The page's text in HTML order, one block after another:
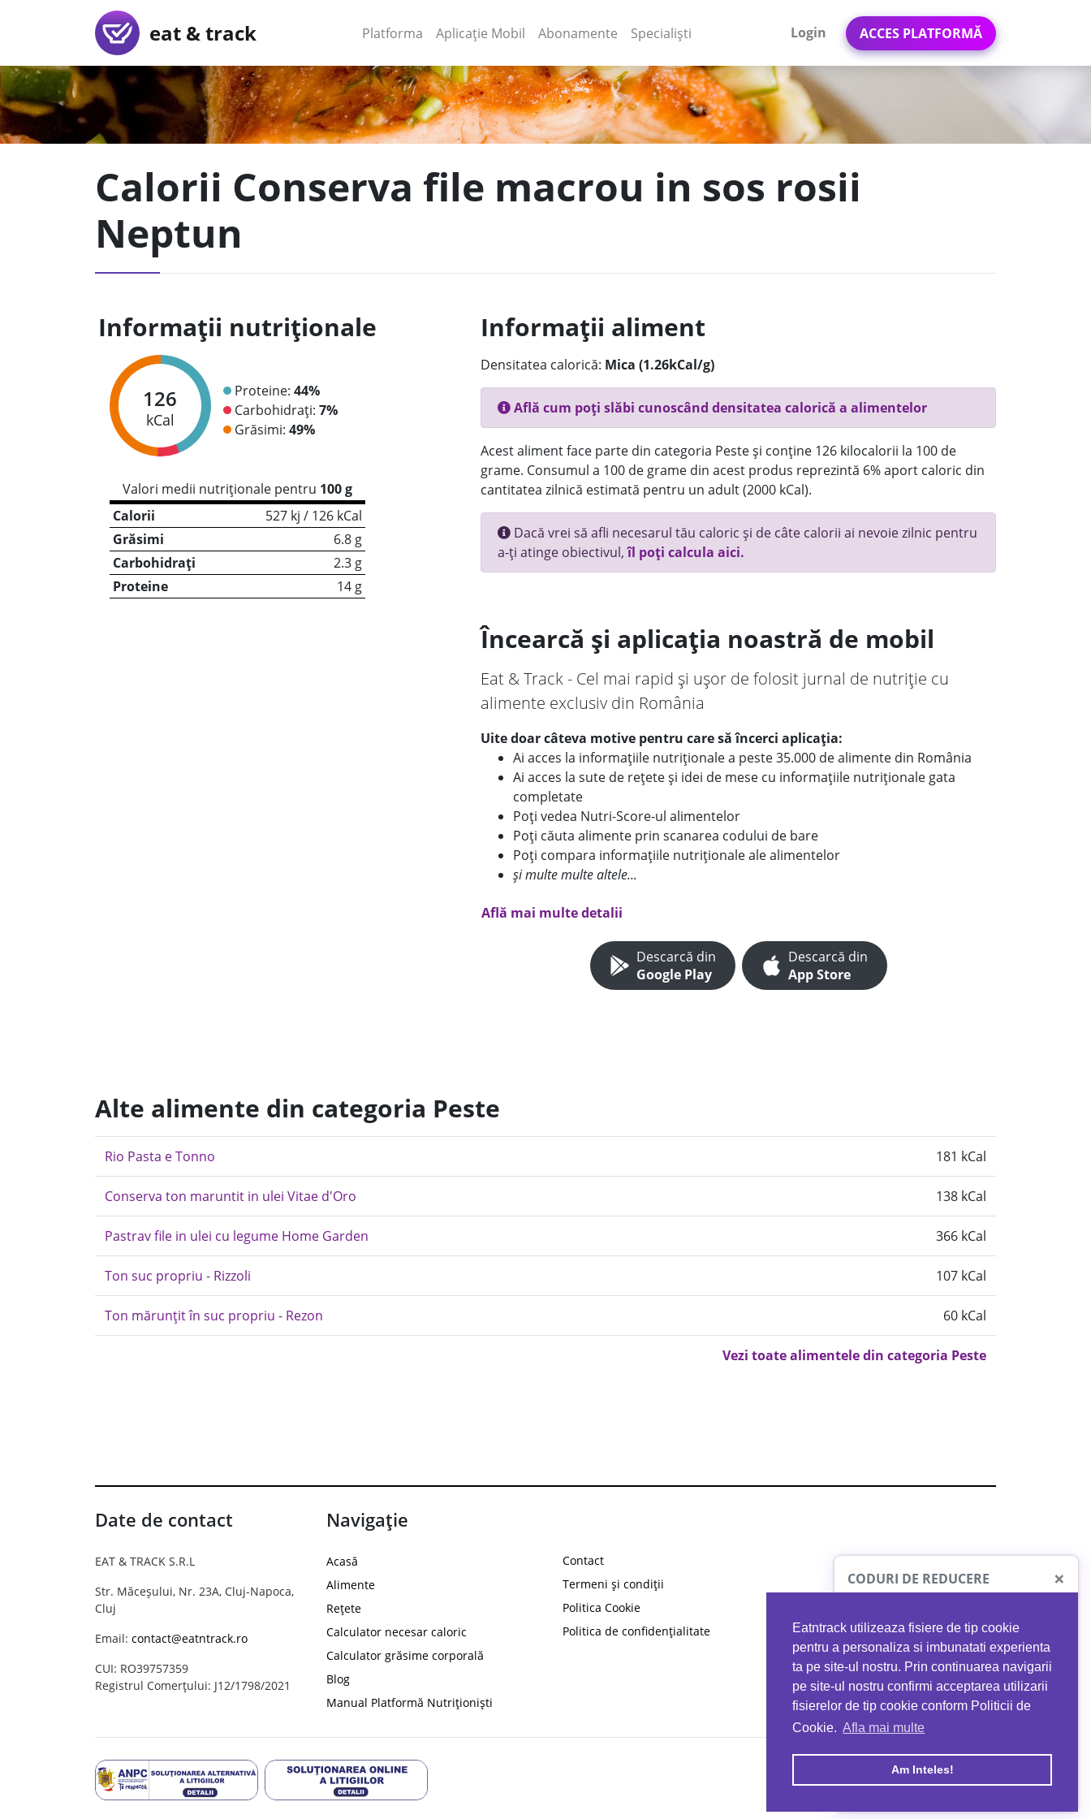
Eatntrack utilizeaza fisiere de tip cookie
pentru a personaliza si imbunatati experienta
ta pe site-ul nostru. Prin continuarea navigarii
pe site-ul nostru confirmi acceptarea utilizarii
fisierelor de tip cookie conform Politicii de
Cookie. Afla mai multe
Am Inteles!
eat & track Platforma (current)
Aplicație Mobil (current)
Abonamente Specialiști Login ACCES PLATFORMĂ
Calorii Conserva file macrou in sos rosii
Neptun
Informații nutriționale
126
kCal
Proteine: 44%
Carbohidrați: 7%
Grăsimi: 49%
Valori medii nutriționale pentru 100 g
Calorii
527 kj / 126 kCal
Grăsimi
6.8 g
Carbohidrați
2.3 g
Proteine
14 g
Informații aliment
Densitatea calorică: Mica (1.26kCal/g)
Află cum poți slăbi cunoscând densitatea calorică a alimentelor
Acest aliment face parte din categoria Peste și conține 126 kilocalorii la 100 de
grame. Consumul a 100 de grame din acest produs reprezintă 6% aport caloric din
cantitatea zilnică estimată pentru un adult (2000 kCal).
Dacă vrei să afli necesarul tău caloric și de câte calorii ai nevoie zilnic pentru
a-ți atinge obiectivul,îl poți calcula aici.
Încearcă și aplicația noastră de mobil
Eat & Track - Cel mai rapid și ușor de folosit jurnal de nutriție cu
alimente exclusiv din România
Uite doar câteva motive pentru care să încerci aplicația:
Ai acces la informațiile nutriționale a peste 35.000 de alimente din România
Ai acces la sute de rețete și idei de mese cu informațiile nutriționale gata
completate
Poți vedea Nutri-Score-ul alimentelor
Poți căuta alimente prin scanarea codului de bare
Poți compara informațiile nutriționale ale alimentelor
și multe multe altele...
Află mai multe detalii
Descarcă din
Google Play
Descarcă din
App Store
Alte alimente din categoria Peste
Rio Pasta e Tonno 181 kCal
Conserva ton maruntit in ulei Vitae d'Oro 138 kCal
Pastrav file in ulei cu legume Home Garden 366 kCal
Ton suc propriu - Rizzoli 107 kCal
Ton mărunțit în suc propriu - Rezon 60 kCal
Vezi toate alimentele din categoria Peste
Date de contact
EAT & TRACK S.R.L
Str. Măceșului, Nr. 23A, Cluj-Napoca,
Cluj
Email: contact@eatntrack.ro
CUI: RO39757359
Registrul Comerțului: J12/1798/2021
Navigație
Acasă
Alimente
Rețete
Calculator necesar caloric
Calculator grăsime corporală
Blog
Manual Platformă Nutriționiști
Contact
Termeni și condiții
Politica Cookie
Politica de confidențialitate
CODURI DE REDUCERE ×
PROTO41
reducere la orice comandă
EATNTRACK
MYPROTEIN
Ai40%reducere la orice comandă
folosind codul EATTRACK